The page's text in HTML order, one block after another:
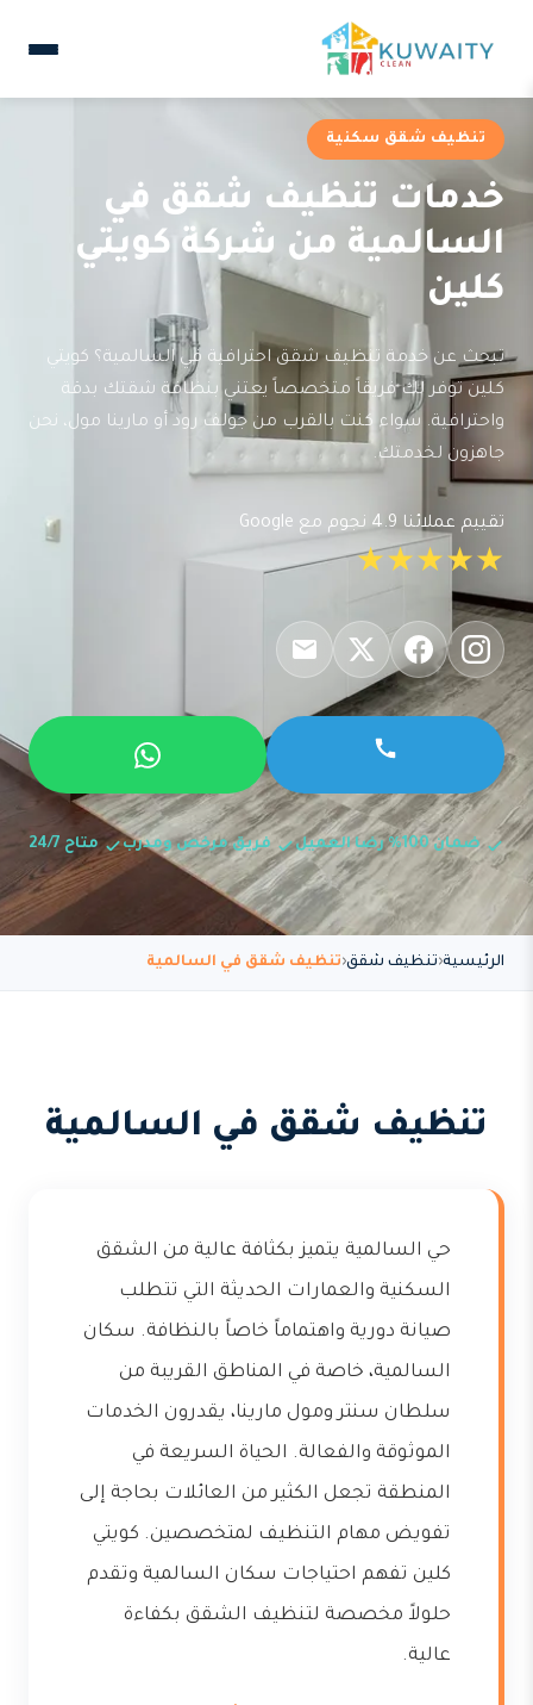
تنظيف شقق سكنية
خدمات تنظيف شقق في
السالمية من شركة كويتي
كلين
تبحث عن خدمة تنظيف شقق احترافية في السالمية؟ كويتي
كلين توفر لك فريقاً متخصصاً يعتني بنظافة شقتك بدقة
واحترافية. سواء كنت بالقرب من جولف رود أو مارينا مول، نحن
جاهزون لخدمتك.
تقييم عملائنا 4.9 نجوم مع Google
★★★★★
ضمان 100% رضا العميل فريق مرخص ومدرب متاح 24/7
الرئيسية تنظيف شقق تنظيف شقق في السالمية
تنظيف شقق في السالمية
حي السالمية يتميز بكثافة عالية من الشقق
السكنية والعمارات الحديثة التي تتطلب
صيانة دورية واهتماماً خاصاً بالنظافة. سكان
السالمية، خاصة في المناطق القريبة من
سلطان سنتر ومول مارينا، يقدرون الخدمات
الموثوقة والفعالة. الحياة السريعة في
المنطقة تجعل الكثير من العائلات بحاجة إلى
تفويض مهام التنظيف لمتخصصين. كويتي
كلين تفهم احتياجات سكان السالمية وتقدم
حلولاً مخصصة لتنظيف الشقق بكفاءة
عالية.